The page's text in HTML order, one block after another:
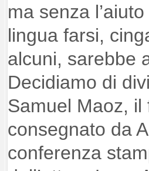
ma senza
lingua farsi,
alcuni, sarebbe
Decidiamo di
Samuel Maoz, il
consegnato da
conferenza